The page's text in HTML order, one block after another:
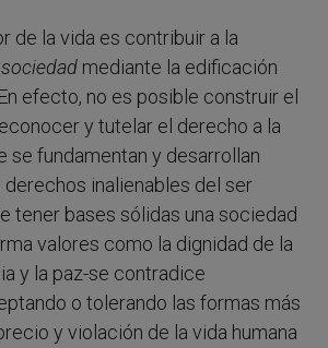
de la vida es contribuir a la
mediante la edificación
efecto, no es posible construir el
y tutelar el derecho a la
se fundamentan y desarrollan
inalienables del ser
tener bases sólidas una sociedad
valores como la dignidad de la
y la paz-se contradice
o tolerando las formas más
y violación de la vida humana